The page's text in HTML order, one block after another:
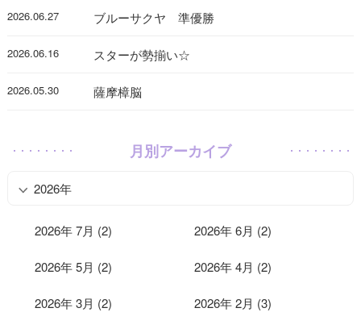
2026.06.27 ブルーサクヤ 準優勝
2026.06.16 スターが勢揃い☆
2026.05.30 薩摩樟脳
月別アーカイブ
2026年
2026年 7月 (2) 2026年 6月 (2)
2026年 5月 (2) 2026年 4月 (2)
2026年 3月 (2) 2026年 2月 (3)